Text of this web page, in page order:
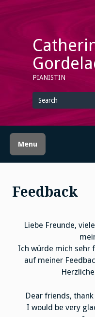
PIANISTIN
for
Menu
Feedback
Liebe Freunde,
Ich würde mich sehr
auf meiner
Dear friends,
I would be very